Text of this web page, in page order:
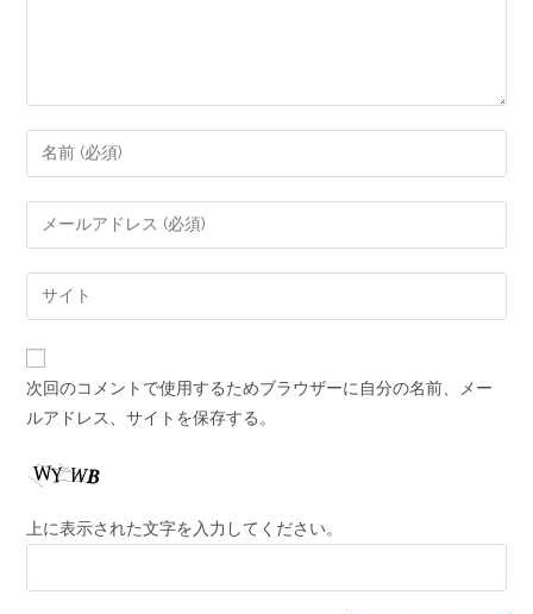
次回のコメントで使用するためブラウザーに自分の名前、メー
ルアドレス、サイトを保存する。
上に表示された文字を入力してください。